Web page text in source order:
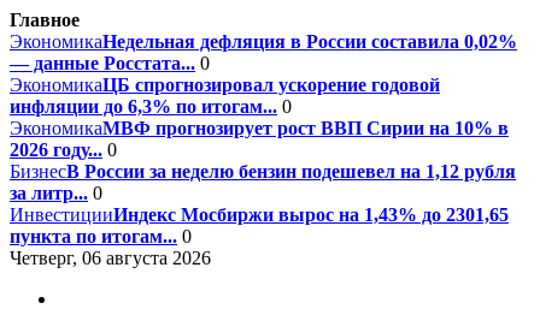
Главное
ЭкономикаНедельная дефляция в России составила 0,02%
— данные Росстата... 0
ЭкономикаЦБ спрогнозировал ускорение годовой
инфляции до 6,3% по итогам... 0
ЭкономикаМВФ прогнозирует рост ВВП Сирии на 10% в
2026 году... 0
БизнесВ России за неделю бензин подешевел на 1,12 рубля
за литр... 0
ИнвестицииИндекс Мосбиржи вырос на 1,43% до 2301,65
пункта по итогам... 0
Четверг, 06 августа 2026